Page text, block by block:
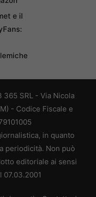
e il
365 SRL - Via Nicola
- Codice Fiscale e
in quanto
periodicità. Non può
editoriale ai sensi
07.03.2001